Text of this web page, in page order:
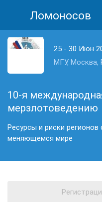
Ломоносов
25 - 30 Июн
МГУ, Москва,
10-я
мерзлотоведению
Ресурсы и риски
меняющемся мире